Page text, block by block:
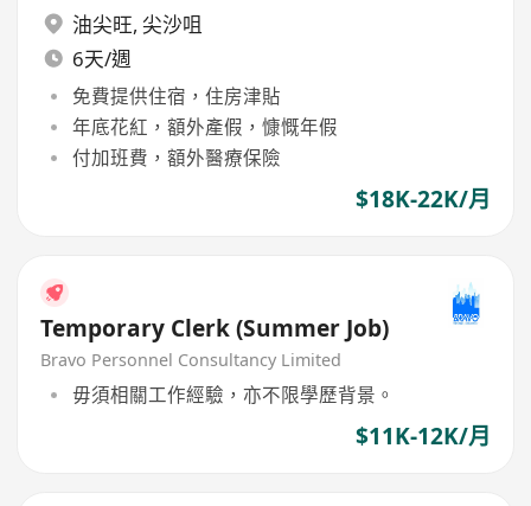
油尖旺, 尖沙咀
6天/週
免費提供住宿，住房津貼
年底花紅，額外產假，慷慨年假
付加班費，額外醫療保險
$18K-22K/月
Temporary Clerk (Summer Job)
Bravo Personnel Consultancy Limited
毋須相關工作經驗，亦不限學歷背景。
$11K-12K/月